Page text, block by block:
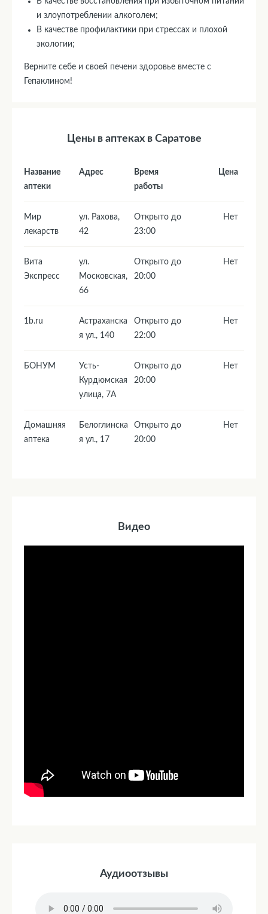
и злоупотреблении алкоголем;
В качестве профилактики при стрессах и плохой
экологии;
Верните себе и своей печени здоровье вместе с
Гепаклином!
Цены в аптеках в Саратове
Название
аптеки
Адрес
Время
работы
Цена
Мир
лекарств
ул. Рахова,
42
Открыто до
23:00
Нет
Вита
Экспресс
ул.
Московская,
66
Открыто до
20:00
Нет
1b.ru
Астраханска
я ул., 140
Открыто до
22:00
Нет
БОНУМ
Усть-
Курдюмская
yлица, 7А
Открыто до
20:00
Нет
Домашняя
аптека
Белоглинска
я ул., 17
Открыто до
20:00
Нет
Видео
Аудиоотзывы